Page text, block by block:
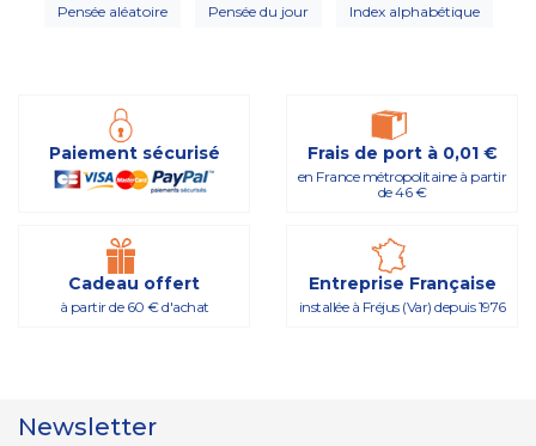
Pensée aléatoire Pensée du jour Index alphabétique
Paiement sécurisé Frais de port à 0,01 €
en France métropolitaine à partir
de 46 €
Cadeau offert
à partir de 60 € d'achat
Entreprise Française
installée à Fréjus (Var) depuis 1976
Newsletter